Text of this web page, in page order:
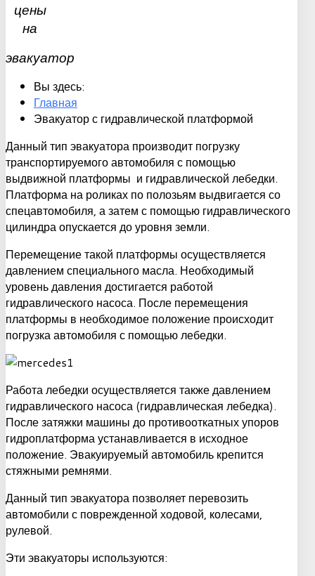
цены
на
эвакуатор
Вы здесь:
Главная
Эвакуатор с гидравлической платформой
Данный тип эвакуатора производит погрузку
транспортируемого автомобиля с помощью
выдвижной платформы и гидравлической лебедки.
Платформа на роликах по полозьям выдвигается со
спецавтомобиля, а затем с помощью гидравлического
цилиндра опускается до уровня земли.
Перемещение такой платформы осуществляется
давлением специального масла. Необходимый
уровень давления достигается работой
гидравлического насоса. После перемещения
платформы в необходимое положение происходит
погрузка автомобиля с помощью лебедки.
Работа лебедки осуществляется также давлением
гидравлического насоса (гидравлическая лебедка).
После затяжки машины до противооткатных упоров
гидроплатформа устанавливается в исходное
положение. Эвакуируемый автомобиль крепится
стяжными ремнями.
Данный тип эвакуатора позволяет перевозить
автомобили с поврежденной ходовой, колесами,
рулевой.
Эти эвакуаторы используются: